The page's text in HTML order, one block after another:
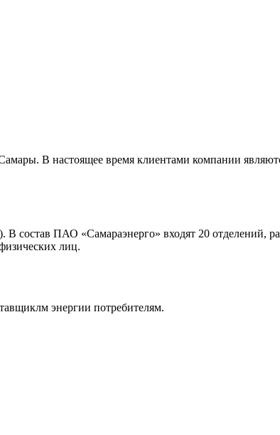
В настоящее время клиентами компании
состав ПАО «Самараэнерго» входят 20 отделений,
лиц.
энергии потребителям.